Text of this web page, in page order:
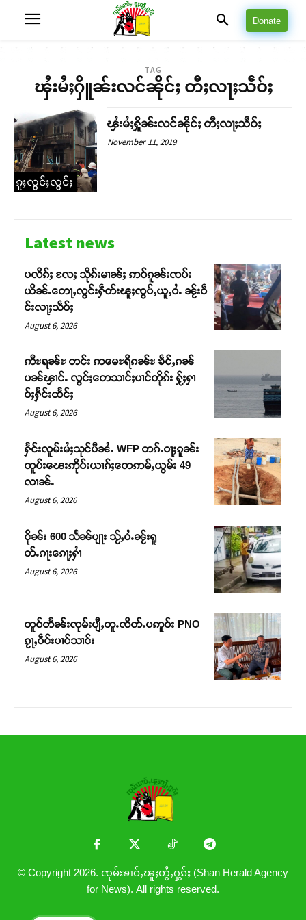
တႃႇႁႂ်ႈသဵင်ၵၢင်ၸႂ်ၵူၼ်းမိူင်း ၵူႈတီႈၵူႈလႅၼ်ပေႃးတေၸွ
တ်ႇ တူဝ်ႈလုမ်ႈၾႃႉၼၼ်ႉ ၶဝ်ႈႁူမ်ႈၵမ်ႉထႅမ် ၸုမ်းၶၢ
ဝ်ႇၽူႈတွႆႇႁွၵ်ႈ လႆႈယူႇၶႃႈဢေႃႈ။
Donate
TAG
ၾႆးမႆႈႁိူၼ်းလင်ၼိုင်ႈ တီႈလႃႈသဵဝ်ႈ
ၵူႈလွင်ႈလွင်ႈ
ၾႆးမႆႈႁိူၼ်းလင်ၼိုင်ႈ တီႈလႃႈသဵဝ်ႈ
November 11, 2019
Latest news
ပလိၵ်ႈ လႄႈ သိုၵ်းမၢၼ်ႈ ဢဝ်ၵူၼ်းၸပ်း
ယိၼ်ႉတေႃႇလွင်းႁဵတ်းၽူႈၸွပ်ႇယူႇဝႆႉ ၼႂ်းဝဵ
င်းလႃႈသဵဝ်ႈ
August 6, 2026
ဢီႊရၼ်ႊ တင်း ဢမေႊရိၵၼ်ႊ ၶဵင်ႇၵၼ်
ပၼ်ၾၢင်ႉ လွင်ႈတေသၢင်ႈပၢင်တိုၵ်း ႁႂ်ႈႁၢ
ဝ်ႈႁႅင်းထႅင်ႈ
August 6, 2026
ႁႅင်းလူမ်းမႆႈသုင်ပီၼႆႉ WFP တၵ်ႉဝႃႈၵူၼ်း
ထူပ်းၽေးဢိုပ်းယၢၵ်ႈတေဢမ်ႇယွမ်း 49
လၢၼ်ႉ
August 6, 2026
ငိုၼ်း 600 သႅၼ်ပျႃး သႂ်ႇဝႆႉၼႂ်းရူ
တ်ႉၵႃးၵေႃႈႁၢႆ
August 6, 2026
တူဝ်တႅၼ်းၸုမ်းပျီႇတူႉၸိတ်ႉပဢူဝ်း PNO
ၵႂႃႇဝဵင်းပၢင်သၢင်း
August 6, 2026
© Copyright 2026. ၸုမ်းၶၢဝ်ႇၽူႈတွႆႇႁွၵ်ႈ (Shan Herald Agency
for News). All rights reserved.